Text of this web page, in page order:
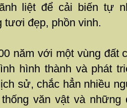
liệt để cải biến tự
tươi đẹp, phồn vinh.
năm với một vùng đất
hình thành và phát
sử, chắc hẳn nhiều
văn vật và những